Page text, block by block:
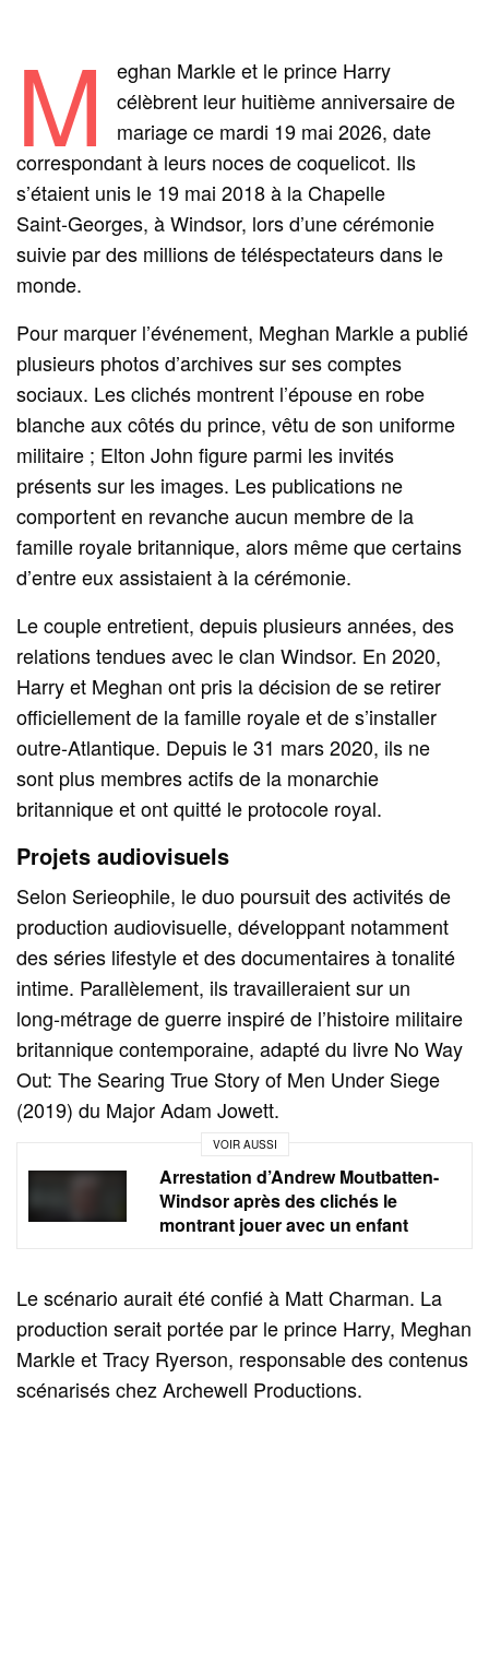
M
eghan Markle et le prince Harry
célèbrent leur huitième anniversaire de
mariage ce mardi 19 mai 2026, date
correspondant à leurs noces de coquelicot. Ils
s’étaient unis le 19 mai 2018 à la Chapelle
Saint‑Georges, à Windsor, lors d’une cérémonie
suivie par des millions de téléspectateurs dans le
monde.
Pour marquer l’événement, Meghan Markle a publié
plusieurs photos d’archives sur ses comptes
sociaux. Les clichés montrent l’épouse en robe
blanche aux côtés du prince, vêtu de son uniforme
militaire ; Elton John figure parmi les invités
présents sur les images. Les publications ne
comportent en revanche aucun membre de la
famille royale britannique, alors même que certains
d’entre eux assistaient à la cérémonie.
Le couple entretient, depuis plusieurs années, des
relations tendues avec le clan Windsor. En 2020,
Harry et Meghan ont pris la décision de se retirer
officiellement de la famille royale et de s’installer
outre‑Atlantique. Depuis le 31 mars 2020, ils ne
sont plus membres actifs de la monarchie
britannique et ont quitté le protocole royal.
Projets audiovisuels
Selon Serieophile, le duo poursuit des activités de
production audiovisuelle, développant notamment
des séries lifestyle et des documentaires à tonalité
intime. Parallèlement, ils travailleraient sur un
long‑métrage de guerre inspiré de l’histoire militaire
britannique contemporaine, adapté du livre No Way
Out: The Searing True Story of Men Under Siege
(2019) du Major Adam Jowett.
VOIR AUSSI
Arrestation d’Andrew Moutbatten-
Windsor après des clichés le
montrant jouer avec un enfant
Le scénario aurait été confié à Matt Charman. La
production serait portée par le prince Harry, Meghan
Markle et Tracy Ryerson, responsable des contenus
scénarisés chez Archewell Productions.